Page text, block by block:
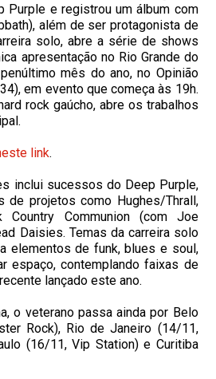
Purple e registrou um álbum com
além de ser protagonista de
solo, abre a série de shows
apresentação no Rio Grande do
mês do ano, no Opinião
em evento que começa às 19h.
rock gaúcho, abre os trabalhos
link.
inclui sucessos do Deep Purple,
de projetos como Hughes/Thrall,
Country Communion (com Joe
Daisies. Temas da carreira solo
elementos de funk, blues e soul,
espaço, contemplando faixas de
lançado este ano.
o veterano passa ainda por Belo
Rock), Rio de Janeiro (14/11,
(16/11, Vip Station) e Curitiba